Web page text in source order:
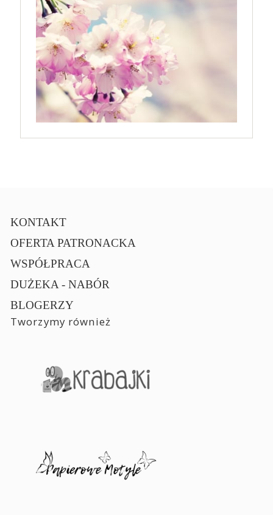
KONTAKT
OFERTA PATRONACKA
WSPÓŁPRACA
DUŻEKA - NABÓR
BLOGERZY
Tworzymy również